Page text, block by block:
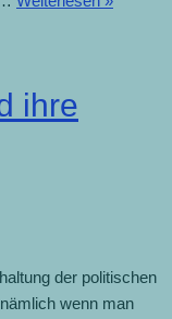
ihre
der politischen
wenn man